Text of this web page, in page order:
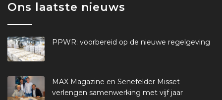
Ons laatste nieuws
PPWR: voorbereid op de nieuwe regelgeving
MAX Magazine en Senefelder Misset
verlengen samenwerking met vijf jaar